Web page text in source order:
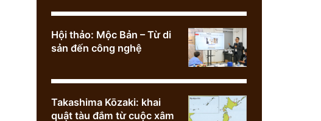
Hội thảo: Mộc Bản – Từ di
sản đến công nghệ
Takashima Kōzaki: khai
quật tàu đắm từ cuộc xâm